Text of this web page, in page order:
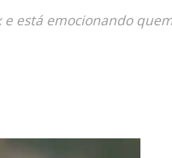
está emocionando